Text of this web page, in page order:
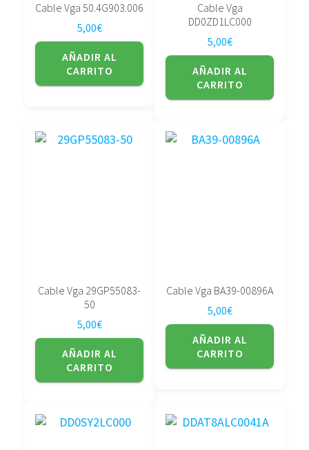
Cable Vga 50.4G903.006
5,00€
AÑADIR AL
CARRITO
Cable Vga
DD0ZD1LC000
5,00€
AÑADIR AL
CARRITO
Cable Vga 29GP55083-
50
5,00€
AÑADIR AL
CARRITO
Cable Vga BA39-00896A
5,00€
AÑADIR AL
CARRITO